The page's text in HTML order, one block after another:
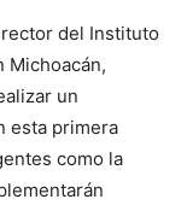
del Instituto
Michoacán,
un
esta primera
como la